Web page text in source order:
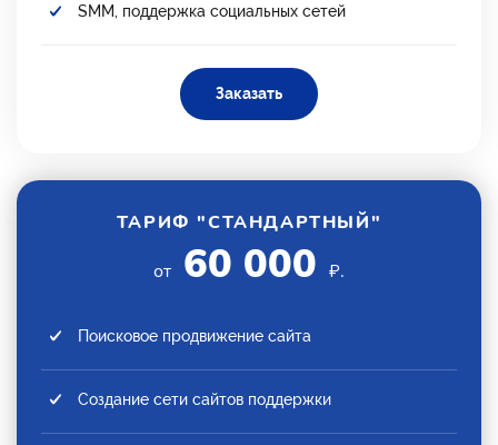
SMM, поддержка социальных сетей
Заказать
ТАРИФ "СТАНДАРТНЫЙ"
от 60 000 ₽.
Поисковое продвижение сайта
Создание сети сайтов поддержки